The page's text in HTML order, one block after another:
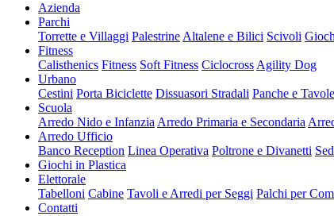
Azienda
Parchi
Torrette e Villaggi Palestrine Altalene e Bilici Scivoli
Fitness
Calisthenics Fitness Soft Fitness Ciclocross Agility Dog
Urbano
Cestini Porta Biciclette Dissuasori Stradali Panche e
Scuola
Arredo Nido e Infanzia Arredo Primaria e Secondaria
Arredo Ufficio
Banco Reception Linea Operativa Poltrone e Divanetti
Giochi in Plastica
Elettorale
Tabelloni Cabine Tavoli e Arredi per Seggi Palchi per
Contatti